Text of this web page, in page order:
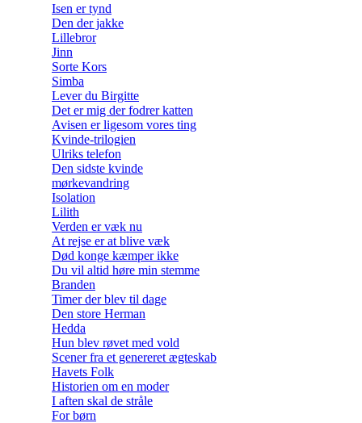
Isen er tynd
Den der jakke
Lillebror
Jinn
Sorte Kors
Simba
Lever du Birgitte
Det er mig der fodrer katten
Avisen er ligesom vores ting
Kvinde-trilogien
Ulriks telefon
Den sidste kvinde
mørkevandring
Isolation
Lilith
Verden er væk nu
At rejse er at blive væk
Død konge kæmper ikke
Du vil altid høre min stemme
Branden
Timer der blev til dage
Den store Herman
Hedda
Hun blev røvet med vold
Scener fra et genereret ægteskab
Havets Folk
Historien om en moder
I aften skal de stråle
For børn